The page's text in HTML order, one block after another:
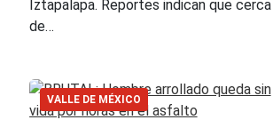
Iztapalapa. Reportes indican que cerca
de…
VALLE DE MÉXICO